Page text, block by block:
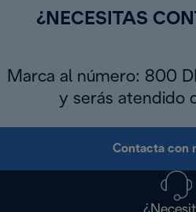
¿NECESITAS
Marca al número: 800
y serás atendido
Contacta con